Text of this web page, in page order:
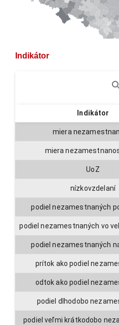
Indikátor
Indikátor
miera
miera
UoZ
nízkovzdelaní
podiel nezamestnaných
podiel nezamestnaných vo
podiel nezamestnaných
prítok ako podiel
odtok ako podiel
podiel dlhodobo
podiel veľmi krátkodobo